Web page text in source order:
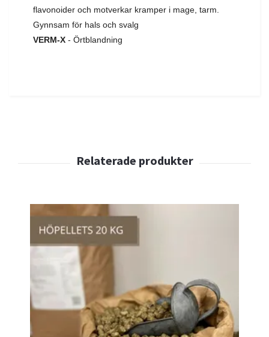
flavonoider och motverkar kramper i mage, tarm.
Gynnsam för hals och svalg
VERM-X - Örtblandning